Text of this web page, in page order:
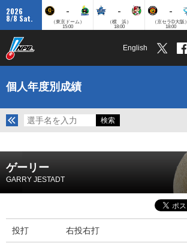
2026
8/8 Sat.
-
（東京ドーム）
15:00
-
（横 浜）
18:00
-
（京セラD大阪）
18:00
English
個人年度別成績
ゲーリー
GARRY JESTADT
投打 右投右打